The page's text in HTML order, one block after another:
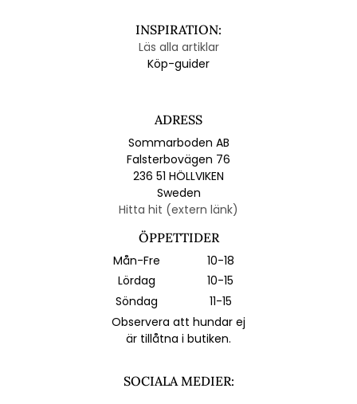
INSPIRATION:
Läs alla artiklar
Köp-guider
ADRESS
Sommarboden AB
Falsterbovägen 76
236 51 HÖLLVIKEN
Sweden
Hitta hit (extern länk)
ÖPPETTIDER
Mån-Fre
10-18
Lördag
10-15
Söndag
11-15
Observera att hundar ej
är tillåtna i butiken.
SOCIALA MEDIER: